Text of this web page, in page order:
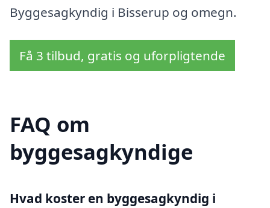
Byggesagkyndig i Bisserup og omegn.
Få 3 tilbud, gratis og uforpligtende
FAQ om
byggesagkyndige
Hvad koster en byggesagkyndig i